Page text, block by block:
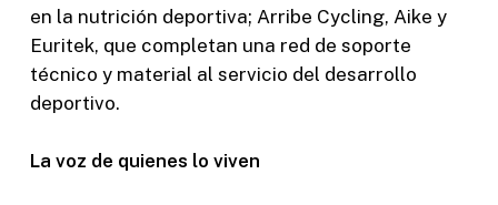
en la nutrición deportiva; Arribe Cycling, Aike y
Euritek, que completan una red de soporte
técnico y material al servicio del desarrollo
deportivo.
La voz de quienes lo viven